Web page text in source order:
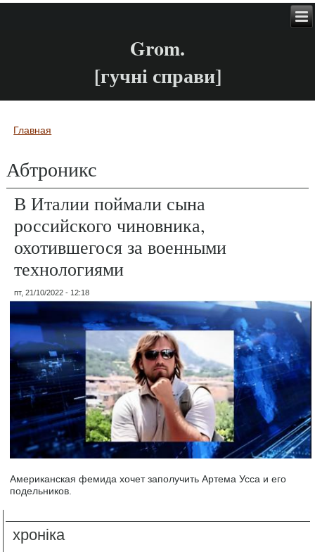
Grom.
[гучні справи]
Вы здесь
Главная
Абтроникс
В Италии поймали сына
российского чиновника,
охотившегося за военными
технологиями
пт, 21/10/2022 - 12:18
Американская фемида хочет заполучить Артема Усса и его
подельников.
хроніка